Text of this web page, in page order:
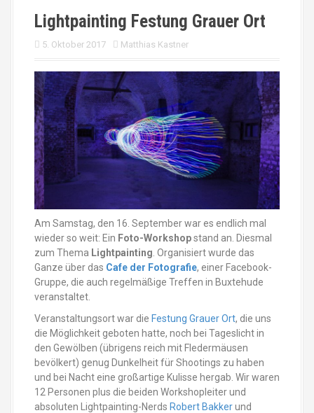
Lightpainting Festung Grauer Ort
5. Oktober 2017 Matthias Kastner
Am Samstag, den 16. September war es endlich mal
wieder so weit: Ein Foto-Workshopstand an. Diesmal
zum Thema Lightpainting . Organisiert wurde das
Ganze über das Cafe der Fotografie, einer Facebook-
Gruppe, die auch regelmäßige Treffen in Buxtehude
veranstaltet.
Veranstaltungsort war die Festung Grauer Ort, die uns
die Möglichkeit geboten hatte, noch bei Tageslicht in
den Gewölben (übrigens reich mit Fledermäusen
bevölkert) genug Dunkelheit für Shootings zu haben
und bei Nacht eine großartige Kulisse hergab. Wir waren
12 Personen plus die beiden Workshopleiter und
absoluten Lightpainting-Nerds Robert Bakkerund